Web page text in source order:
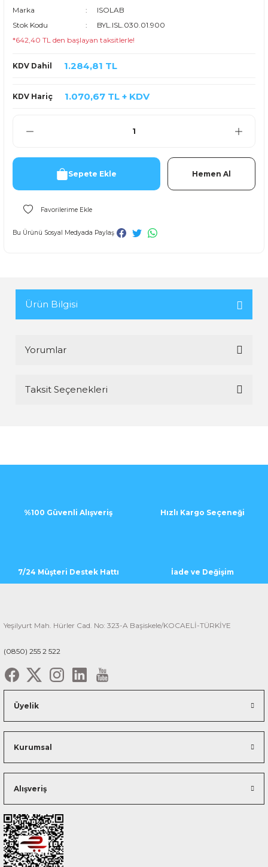
Marka
ISOLAB
Stok Kodu
BYL.ISL.030.01.900
*642,40 TL den başlayan taksitlerle!
KDV Dahil 1.284,81 TL
KDV Hariç 1.070,67 TL + KDV
Sepete Ekle Hemen Al
Bu Ürünü Sosyal Medyada Paylaş
Ürün Bilgisi
Yorumlar
Bu ürüne ilk yorumu siz yapın!
Taksit Seçenekleri
%100 Güvenli Alışveriş Hızlı Kargo Seçeneği
7/24 Müşteri Destek Hattı İade ve Değişim
Yeşilyurt Mah. Hürler Cad. No: 323-A Başiskele/KOCAELİ-TÜRKİYE
(0850) 255 2 522
Üyelik
Kurumsal
Alışveriş